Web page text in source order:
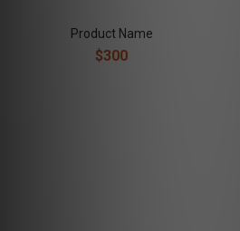
Product Name
$300